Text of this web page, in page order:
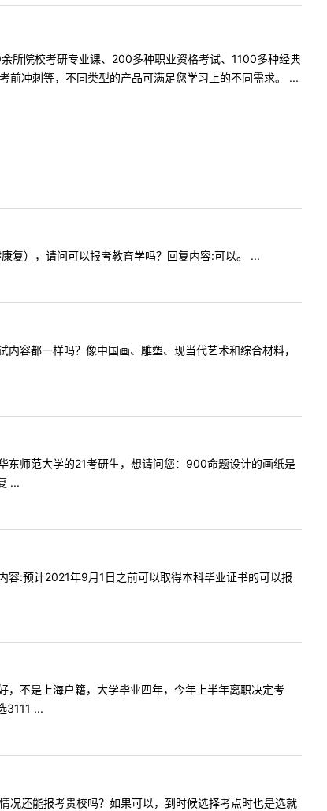
所院校考研专业课、200多种职业资格考试、1100多种经典
前冲刺等，不同类型的产品可满足您学习上的不同需求。 ...
复），请问可以报考教育学吗？回复内容:可以。 ...
容都一样吗？像中国画、雕塑、现当代艺术和综合材料，
师范大学的21考研生，想请问您：900命题设计的画纸是
...
:预计2021年9月1日之前可以取得本科毕业证书的可以报
不是上海户籍，大学毕业四年，今年上半年离职决定考
3111 ...
还能报考贵校吗？如果可以，到时候选择考点时也是选就